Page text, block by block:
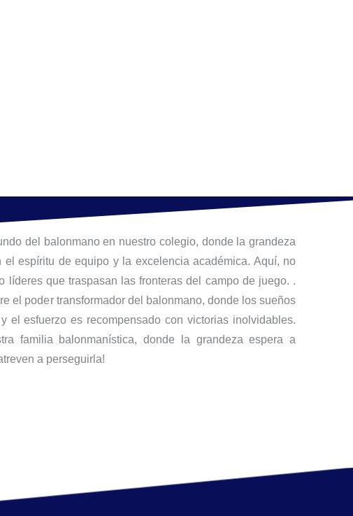
del balonmano en nuestro colegio, donde la grandeza
el espíritu de equipo y la excelencia académica. Aquí, no
líderes que traspasan las fronteras del campo de juego. .
el poder transformador del balonmano, donde los sueños
el esfuerzo es recompensado con victorias inolvidables.
familia balonmanística, donde la grandeza espera a
a perseguirla!